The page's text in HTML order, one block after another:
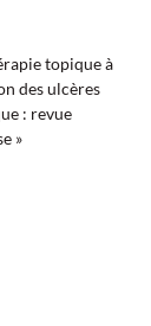
topique à
des ulcères
: revue
»